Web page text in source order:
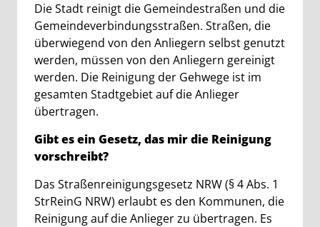
Die Stadt reinigt die Gemeindestraßen und die
Gemeindeverbindungsstraßen. Straßen, die
überwiegend von den Anliegern selbst genutzt
werden, müssen von den Anliegern gereinigt
werden. Die Reinigung der Gehwege ist im
gesamten Stadtgebiet auf die Anlieger
übertragen.
Gibt es ein Gesetz, das mir die Reinigung
vorschreibt?
Das Straßenreinigungsgesetz NRW (§ 4 Abs. 1
StrReinG NRW) erlaubt es den Kommunen, die
Reinigung auf die Anlieger zu übertragen. Es